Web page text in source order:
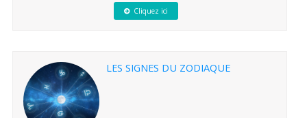
Cliquez ici
LES SIGNES DU ZODIAQUE